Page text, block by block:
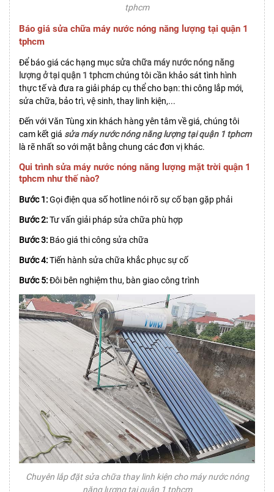
tphcm
Báo giá sửa chữa máy nước nóng năng lượng tại quận 1
tphcm
Để báo giá các hạng mụcsửa chữa máy nước nóng năng
lượng ở tại quận 1 tphcmchúng tôi cần khảo sát tình hình
thực tế và đưa ra giải pháp cụ thể cho bạn: thi công lắp mới,
sửa chữa, bảo trì, vệ sinh, thay linh kiện,...
Đến với Văn Tùng xin khách hàng yên tâm về giá, chúng tôi
cam kết giá sửa máy nước nóng năng lượng tại quận 1 tphcm
là rẽ nhất so với mặt bằng chung các đơn vị khác.
Qui trình sửa máy nước nóng năng lượng mặt trời quận 1
tphcm như thế nào?
Bước 1:Gọi điện qua số hotline nói rõ sự cố bạn gặp phải
Bước 2:Tư vấn giải pháp sửa chữa phù hợp
Bước 3: Báo giá thi công sửa chữa
Bước 4:Tiến hành sửa chữa khắc phục sự cố
Bước 5:Đôi bên nghiệm thu, bàn giao công trình
Chuyên lắp đặt sửa chữa thay linh kiện cho máy nước nóng
năng lượng tại quận 1 tphcm